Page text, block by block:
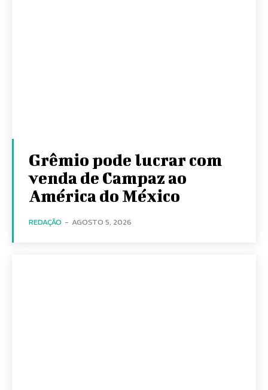
Grêmio pode lucrar com
venda de Campaz ao
América do México
REDAÇÃO - AGOSTO 5, 2026